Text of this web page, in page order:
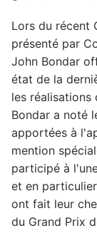
Lors du récent
présenté par
John Bondar
état de la
les réalisations
Bondar a noté
apportées à
mention
participé à
et en
ont fait leur
du Grand Prix